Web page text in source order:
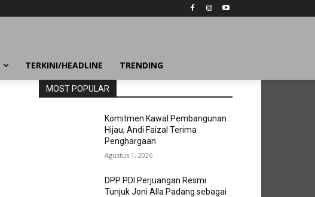
TERKINI/HEADLINE TRENDING
MOST POPULAR
Komitmen Kawal Pembangunan
Hijau, Andi Faizal Terima
Penghargaan
Agustus 1, 2026
DPP PDI Perjuangan Resmi
Tunjuk Joni Alla Padang sebagai